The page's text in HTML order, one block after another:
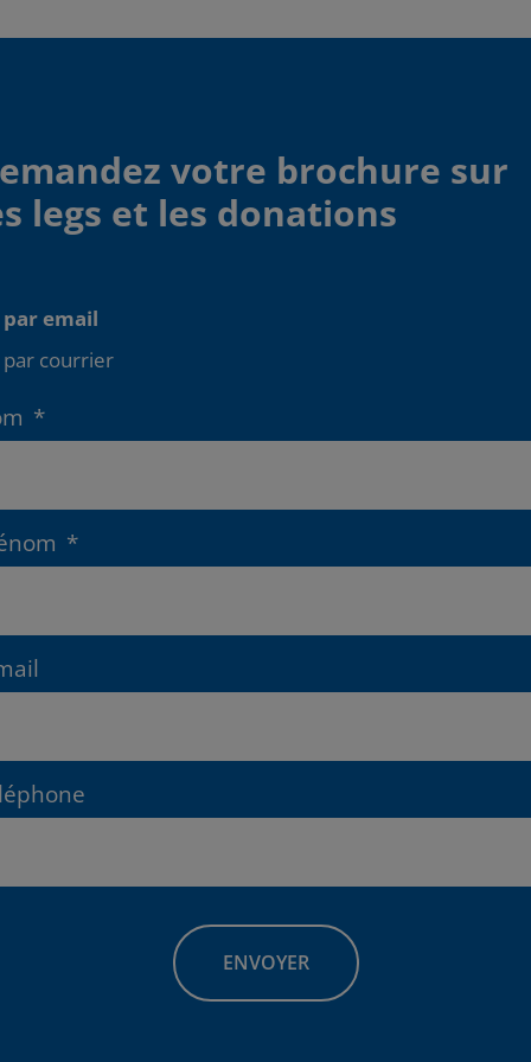
votre brochure sur
legs et les donations
par email
par courrier
*
*